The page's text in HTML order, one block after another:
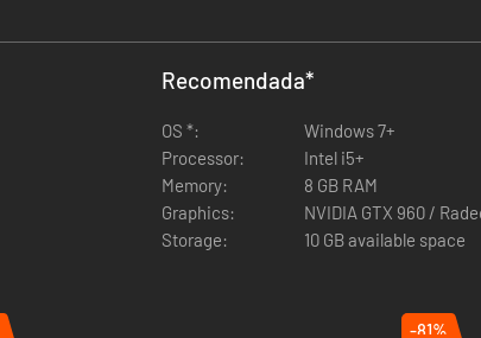
Recomendada*
OS *:
Windows 7+
Processor:
Intel i5+
Memory:
8 GB RAM
Graphics:
NVIDIA GTX 960 /
Storage:
10 GB available space
-81%